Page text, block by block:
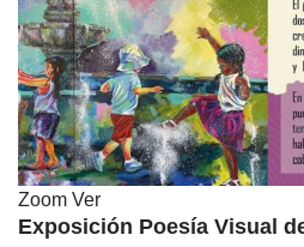
Zoom Ver
Exposición Poesía Visual